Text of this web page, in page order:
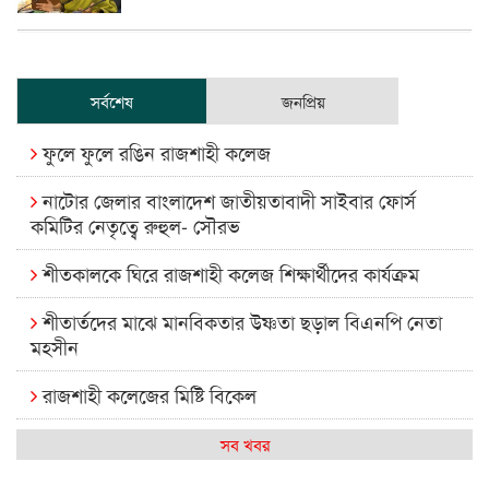
সর্বশেষ জনপ্রিয়
ফুলে ফুলে রঙিন রাজশাহী কলেজ
নাটোর জেলার বাংলাদেশ জাতীয়তাবাদী সাইবার ফোর্স
কমিটির নেতৃত্বে রুহুল- সৌরভ
শীতকালকে ঘিরে রাজশাহী কলেজ শিক্ষার্থীদের কার্যক্রম
শীতার্তদের মাঝে মানবিকতার উষ্ণতা ছড়াল বিএনপি নেতা
মহসীন
রাজশাহী কলেজের মিষ্টি বিকেল
কেমন আছে আমাদের দেশের মধ্যবিত্তরা
সব খবর